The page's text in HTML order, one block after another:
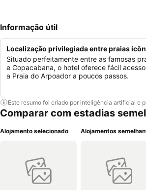
Informação útil
Localização privilegiada entre praias
Situado perfeitamente entre as famosas
e Copacabana, o hotel oferece fácil
a Praia do Arpoador a poucos passos.
Este resumo foi criado por inteligência artificial e
Comparar com estadias
Alojamento selecionado Alojamentos